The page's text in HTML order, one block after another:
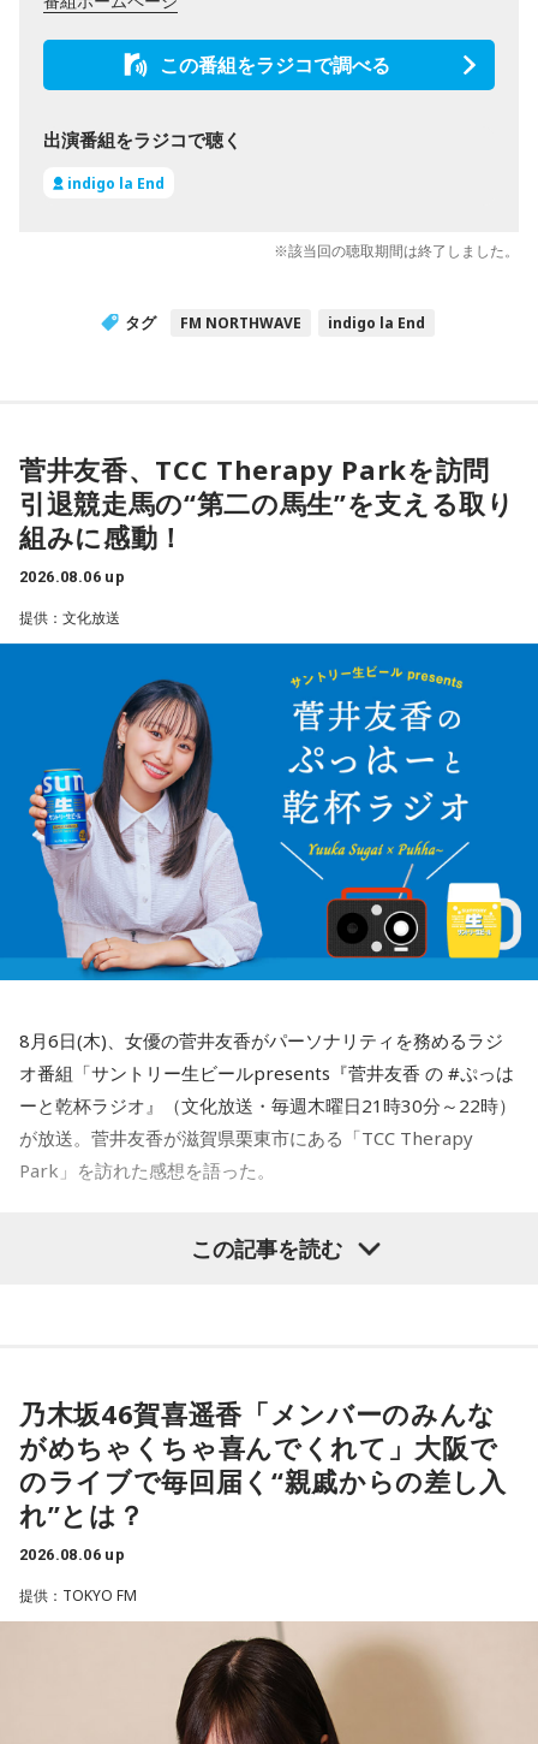
この番組をラジコで調べる
出演番組をラジコで聴く
indigo la End
※該当回の聴取期間は終了しました。
タグ FM NORTHWAVE indigo la End
菅井友香、TCC Therapy Parkを訪問
引退競走馬の“第二の馬生”を支える取り
組みに感動！
2026.08.06 up
提供：文化放送
8月6日(木)、女優の菅井友香がパーソナリティを務めるラジ
オ番組「サントリー生ビールpresents『菅井友香 の #ぷっは
ーと乾杯ラジオ』（文化放送・毎週木曜日21時30分～22時）
が放送。菅井友香が滋賀県栗東市にある「TCC Therapy
Park」を訪れた感想を語った。
-「素晴らしい素敵な取り組み」-
TCC Therapy Parkは「馬を救い、人を助ける」をコンセプト
に、競走馬として活躍した後、ケガやさまざまな事情によっ
て引退を余儀なくされた馬たちの新たな居場所を提供する施
設。引退後すぐに次の活躍先が決まらない馬たちの受け皿と
施設で話を聞いた菅井は、「そういう場所があってよかった
な、素晴らしい素敵な取り組みだなと実際に行かせていただ
この記事を読む
乃木坂46賀喜遥香「メンバーのみんな
がめちゃくちゃ喜んでくれて」大阪で
のライブで毎回届く“親戚からの差し入
れ”とは？
2026.08.06 up
提供：TOKYO FM